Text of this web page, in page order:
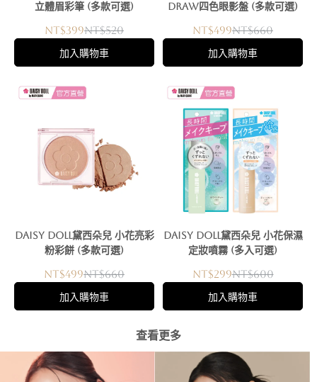
立體眉彩筆 (多款可選)
NT$399NT$520
加入購物車
DRAW四色眼影盤 (多款可選)
NT$499NT$660
加入購物車
DAISY DOLL黛西朵兒 小花亮彩
粉彩餅 (多款可選)
NT$499NT$660
加入購物車
DAISY DOLL黛西朵兒 小花保濕
定妝噴霧 (多入可選)
NT$299NT$600
加入購物車
查看更多